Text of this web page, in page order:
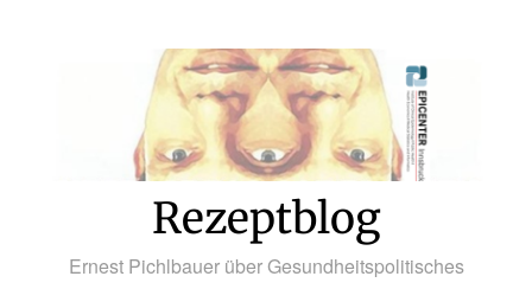
Rezeptblog
Ernest Pichlbauer über Gesundheitspolitisches